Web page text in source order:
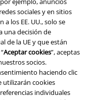
sociales y en sitios
los EE. UU., solo se
una decisión de
de la UE y que están
Aceptar cookies”, aceptas
socios.
haciendo clic
utilizarán cookies
individuales